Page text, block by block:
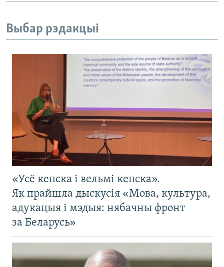
Выбар рэдакцыі
«Усё кепска і вельмі кепска».
Як прайшла дыскусія «Мова, культура,
адукацыя і мэдыя: нябачны фронт
за Беларусь»